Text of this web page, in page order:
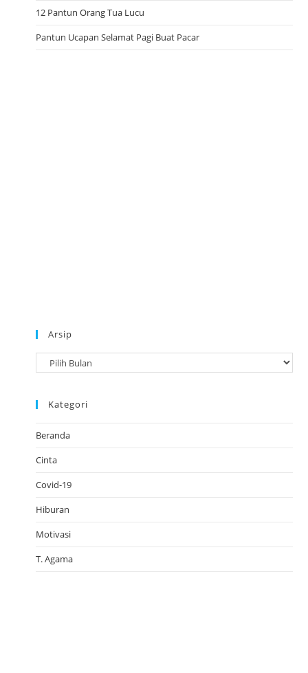
12 Pantun Orang Tua Lucu
Pantun Ucapan Selamat Pagi Buat Pacar
Arsip
r
i
Kategori
Beranda
Cinta
Covid-19
Hiburan
Motivasi
T. Agama